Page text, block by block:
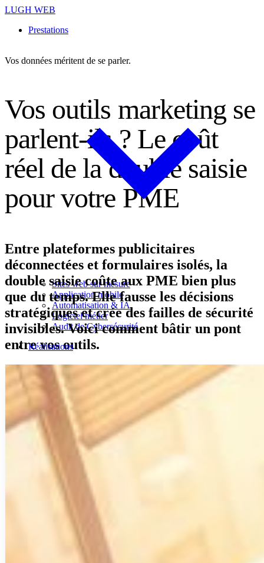
LUGH WEB
Prestations
Sites web sur mesure
Application mobile
Automatisation & IA
Logiciel métier
Audit de Cybersécurité
Réalisations
Vos données méritent de se parler.
Vos outils marketing se
parlent-ils ? Le coût
réel de la doub le saisie
pour votre PME
Entre plateformes publicitaires
déconnectées et formulaires isolés, la
double saisie coûte aux PME bien plus
que du temps. Elle fausse les décisions
stratégiques et crée des failles de sécurité
invisibles. Voici comment bâtir un pont
entre vos outils.